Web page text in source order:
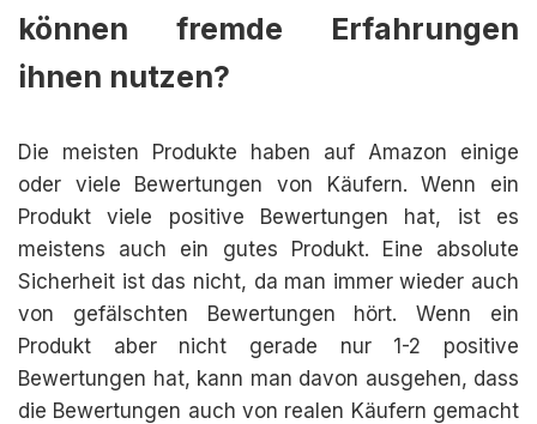
können fremde Erfahrungen
ihnen nutzen?
Die meisten Produkte haben auf Amazon einige
oder viele Bewertungen von Käufern. Wenn ein
Produkt viele positive Bewertungen hat, ist es
meistens auch ein gutes Produkt. Eine absolute
Sicherheit ist das nicht, da man immer wieder auch
von gefälschten Bewertungen hört. Wenn ein
Produkt aber nicht gerade nur 1-2 positive
Bewertungen hat, kann man davon ausgehen, dass
die Bewertungen auch von realen Käufern gemacht